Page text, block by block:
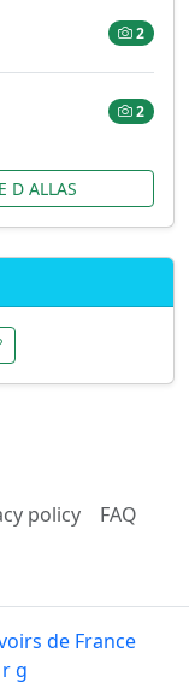
2
2
D ALLAS
policy
FAQ
de France
g